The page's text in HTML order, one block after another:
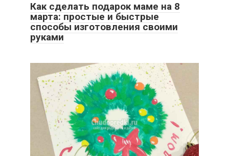
Как сделать подарок маме на 8
марта: простые и быстрые
способы изготовления своими
руками